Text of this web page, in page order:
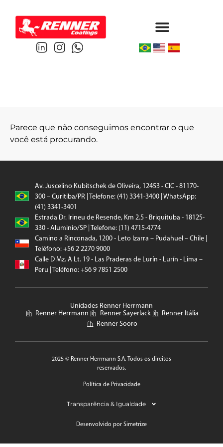
Parece que não conseguimos encontrar o que
você está procurando.
Av. Juscelino Kubitschek de Oliveira, 12453 - CIC - 81170-
300 – Curitiba/PR | Telefone: (41) 3341-3400 | WhatsApp:
(41) 3341-3401
Estrada Dr. Irineu de Resende, Km 2.5 - Briquituba - 18125-
330 - Aluminio/SP | Telefone: (11) 4715-4774
Camino a Rinconada, 1200 - Leto Izarra – Pudahuel – Chile |
Teléfono: +56 2 2270 9000
Calle D Mz. A Lt. 19 - Las Praderas de Lurín - Lurín - Lima –
Peru | Teléfono: +56 9 7851 2500
Unidades Renner Herrmann
Renner Herrmann
Renner Sayerlack
Renner Itália
Renner Sooro
2025 © Renner Herrmann S.A. Todos os direitos
reservados.
Política de Privacidade
Transparência & Igualdade
Desenvolvido por Simetrize